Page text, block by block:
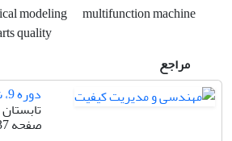
modeling
multifunction machine
quality
مراجع
دوره 9، شماره 2
تابستان 1398
صفحه